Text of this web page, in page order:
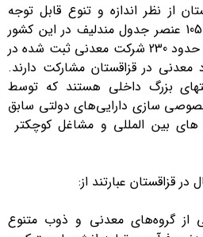
از نظر اندازه و تنوع قابل توجه
است و بیش از 60 عنصر از 105 عنصر جدول مندلیف در این کشور
استخراج می‌شود. در نتیجه، حدود 230 شرکت معدنی ثبت شده در
معدنی در قزاقستان مشارکت دارند.
بزرگ داخلی هستند که توسط
سازی دارایی‌های دولتی سابق
بین المللی و مشاغل کوچکتر
قزاقستان عبارتند از:
از گروه‌های معدنی و ذوب متنوع